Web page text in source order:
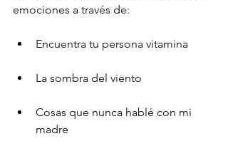
emociones a través de:
Encuentra tu persona vitamina
La sombra del viento
Cosas que nunca hablé con mi
madre